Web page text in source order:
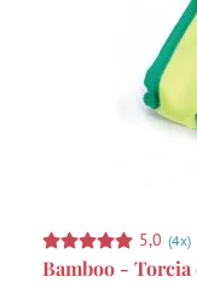
5,0 (4x)
Bamboo -